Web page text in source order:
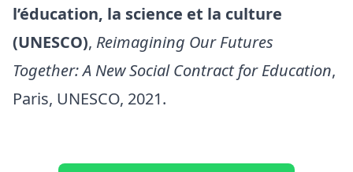
l’éducation, la science et la culture
(UNESCO), Reimagining Our Futures
Together: A New Social Contract for Education,
Paris, UNESCO, 2021.